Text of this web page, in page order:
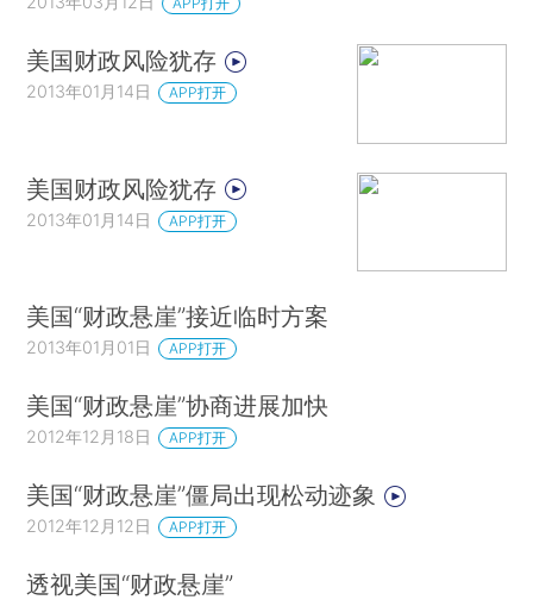
美国财政风险犹存
2013年01月14日 APP打开
美国财政风险犹存
2013年01月14日 APP打开
美国“财政悬崖”接近临时方案
2013年01月01日 APP打开
美国“财政悬崖”协商进展加快
2012年12月18日 APP打开
美国“财政悬崖”僵局出现松动迹象
2012年12月12日 APP打开
透视美国“财政悬崖”